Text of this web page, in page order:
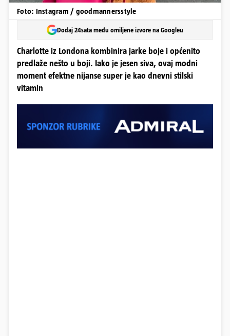
Foto: Instagram / goodmannersstyle
Dodaj 24sata među omiljene izvore na Googleu
Charlotte iz Londona kombinira jarke boje i općenito
predlaže nešto u boji. Iako je jesen siva, ovaj modni
moment efektne nijanse super je kao dnevni stilski
vitamin